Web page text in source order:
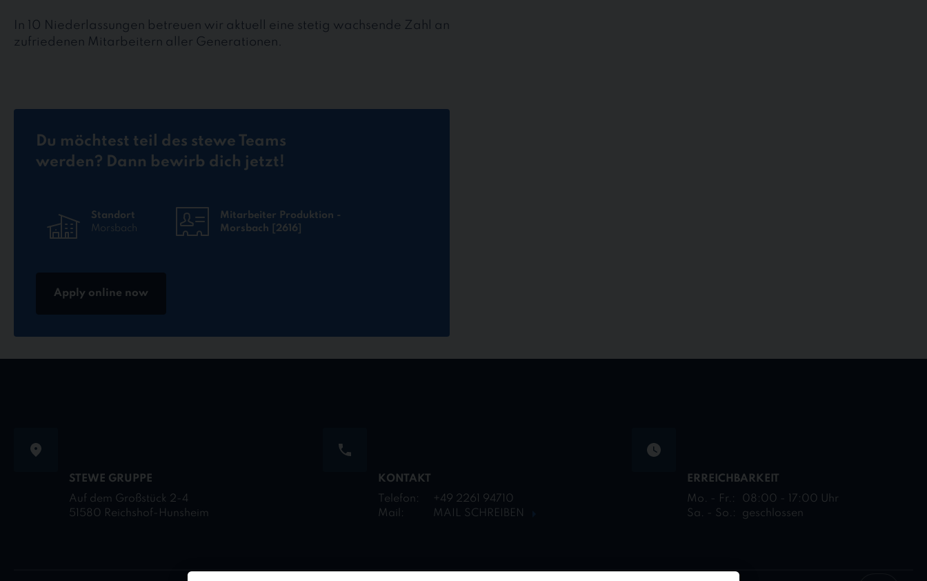
In 10 Niederlassungen betreuen wir aktuell eine stetig wachsende Zahl an
zufriedenen Mitarbeitern aller Generationen.
Du möchtest teil des stewe Teams
werden? Dann bewirb dich jetzt!
Standort
Morsbach
Mitarbeiter Produktion -
Morsbach [2616]
Apply online now
STEWE GRUPPE
Auf dem Großstück 2-4
51580 Reichshof-Hunsheim
KONTAKT
Telefon:
+49 2261 94710
Mail:
MAIL SCHREIBEN
ERREICHBARKEIT
Mo. - Fr.:
08:00 - 17:00 Uhr
Sa. - So.:
geschlossen